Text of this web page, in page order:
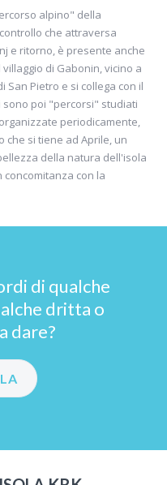
e Nicolettaalpino" della
che attraversa
e ritorno, è presente anche
di Gabonin, vicino a
San Pietro e si collega con il
sono poi "percorsi" studiati
periodicamente,
che si tiene ad Aprile, un
della natura dell'isola
con la
di qualche
dritta o
dare?